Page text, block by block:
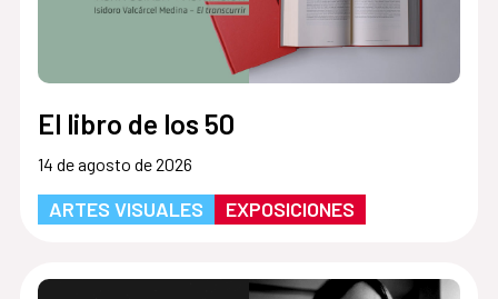
El libro de los 50
14 de agosto de 2026
ARTES VISUALES EXPOSICIONES